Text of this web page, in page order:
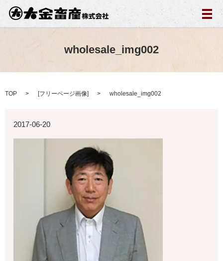
メ
wholesale_img002
TOP [フリーページ画像] wholesale_img002
2017-06-20